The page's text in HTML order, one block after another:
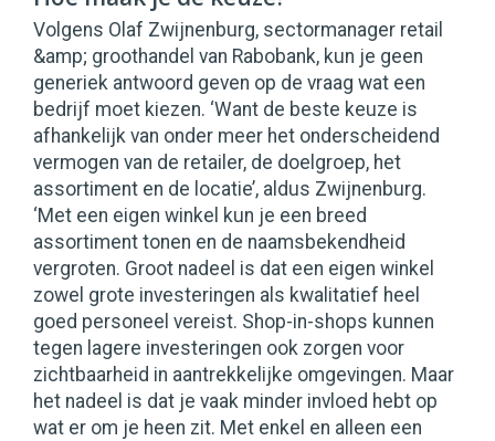
Volgens Olaf Zwijnenburg, sectormanager retail
&amp; groothandel van Rabobank, kun je geen
generiek antwoord geven op de vraag wat een
bedrijf moet kiezen. ‘Want de beste keuze is
afhankelijk van onder meer het onderscheidend
vermogen van de retailer, de doelgroep, het
assortiment en de locatie’, aldus Zwijnenburg.
‘Met een eigen winkel kun je een breed
assortiment tonen en de naamsbekendheid
vergroten. Groot nadeel is dat een eigen winkel
zowel grote investeringen als kwalitatief heel
goed personeel vereist. Shop-in-shops kunnen
tegen lagere investeringen ook zorgen voor
zichtbaarheid in aantrekkelijke omgevingen. Maar
het nadeel is dat je vaak minder invloed hebt op
wat er om je heen zit. Met enkel en alleen een